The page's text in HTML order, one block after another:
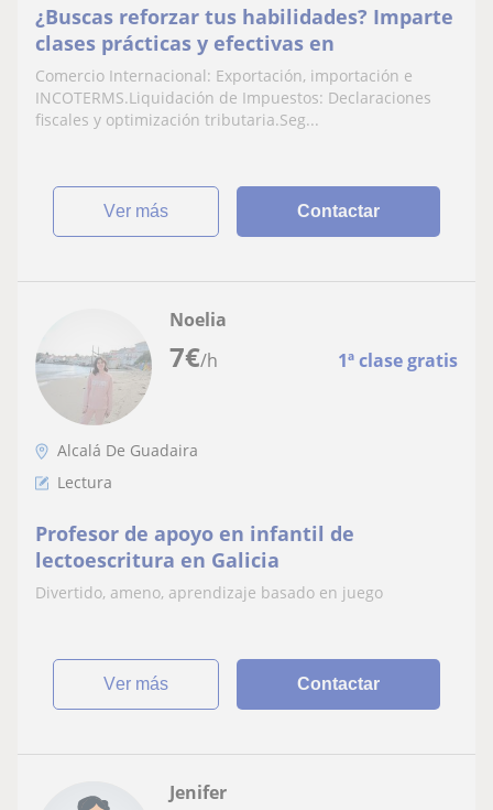
¿Buscas reforzar tus habilidades? Imparte
clases prácticas y efectivas en
Comercio Internacional: Exportación, importación e
INCOTERMS.Liquidación de Impuestos: Declaraciones
fiscales y optimización tributaria.Seg...
ver más Contactar
7€/h 1ª clase gratis
Noelia
Alcalá De Guadaira
Lectura
Profesor de apoyo en infantil de
lectoescritura en Galicia
Divertido, ameno, aprendizaje basado en juego
ver más Contactar
Jenifer